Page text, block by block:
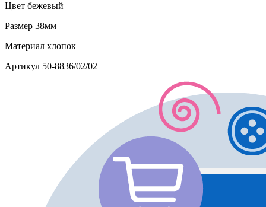
Цвет бежевый
Размер 38мм
Материал хлопок
Артикул 50-8836/02/02